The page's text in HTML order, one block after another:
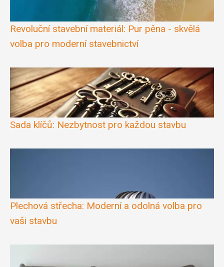
Revoluční stavební materiál: Pur pěna - skvělá
volba pro moderní stavebnictví
Sada klíčů: Nezbytnost pro každou stavbu
Plechová střecha: Moderní a odolná volba pro
vaši stavbu